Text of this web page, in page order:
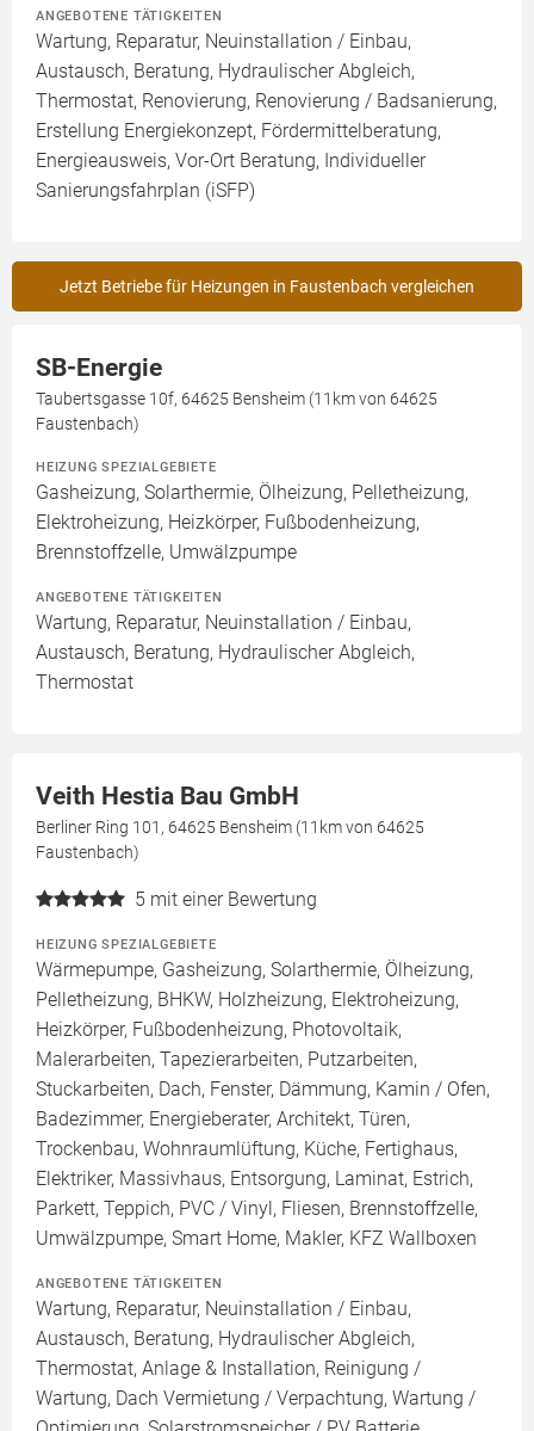
ANGEBOTENE TÄTIGKEITEN
Wartung, Reparatur, Neuinstallation / Einbau,
Austausch, Beratung, Hydraulischer Abgleich,
Thermostat, Renovierung, Renovierung / Badsanierung,
Erstellung Energiekonzept, Fördermittelberatung,
Energieausweis, Vor-Ort Beratung, Individueller
Sanierungsfahrplan (iSFP)
Jetzt Betriebe für Heizungen in Faustenbach vergleichen
SB-Energie
Taubertsgasse 10f, 64625 Bensheim (11km von 64625
Faustenbach)
HEIZUNG SPEZIALGEBIETE
Gasheizung, Solarthermie, Ölheizung, Pelletheizung,
Elektroheizung, Heizkörper, Fußbodenheizung,
Brennstoffzelle, Umwälzpumpe
ANGEBOTENE TÄTIGKEITEN
Wartung, Reparatur, Neuinstallation / Einbau,
Austausch, Beratung, Hydraulischer Abgleich,
Thermostat
Veith Hestia Bau GmbH
Berliner Ring 101, 64625 Bensheim (11km von 64625
Faustenbach)
5 mit einer Bewertung
HEIZUNG SPEZIALGEBIETE
Wärmepumpe, Gasheizung, Solarthermie, Ölheizung,
Pelletheizung, BHKW, Holzheizung, Elektroheizung,
Heizkörper, Fußbodenheizung, Photovoltaik,
Malerarbeiten, Tapezierarbeiten, Putzarbeiten,
Stuckarbeiten, Dach, Fenster, Dämmung, Kamin / Ofen,
Badezimmer, Energieberater, Architekt, Türen,
Trockenbau, Wohnraumlüftung, Küche, Fertighaus,
Elektriker, Massivhaus, Entsorgung, Laminat, Estrich,
Parkett, Teppich, PVC / Vinyl, Fliesen, Brennstoffzelle,
Umwälzpumpe, Smart Home, Makler, KFZ Wallboxen
ANGEBOTENE TÄTIGKEITEN
Wartung, Reparatur, Neuinstallation / Einbau,
Austausch, Beratung, Hydraulischer Abgleich,
Thermostat, Anlage & Installation, Reinigung /
Wartung, Dach Vermietung / Verpachtung, Wartung /